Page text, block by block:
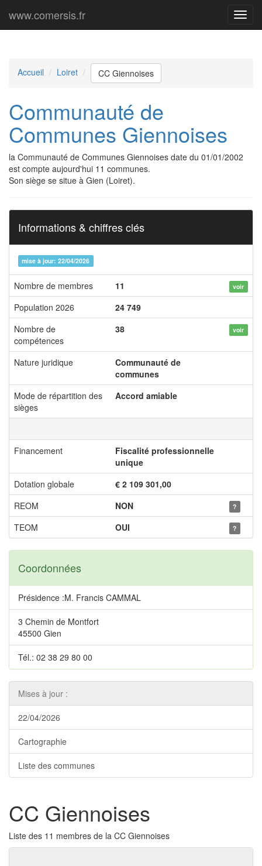
Menu
www.comersis.fr
Accueil Loiret CC Giennoises
Communauté de
Communes Giennoises
la Communauté de Communes Giennoises date du 01/01/2002
est compte aujourd'hui 11 communes.
Son siège se situe à Gien (Loiret).
Informations & chiffres clés
mise à jour: 22/04/2026
Nombre de membres 11 voir
Population 2026
24 749
Nombre de
compétences
38 voir
Nature juridique
Communauté de
communes
Mode de répartition des
sièges
Accord amiable
Financement
Fiscalité professionnelle
unique
Dotation globale
€ 2 109 301,00
REOM
NON ?
TEOM OUI ?
Coordonnées
Présidence :M. Francis CAMMAL
3 Chemin de Montfort
45500 Gien
Tél.: 02 38 29 80 00
Mises à jour :
22/04/2026
Cartographie
Liste des communes
CC Giennoises
Liste des 11 membres de la CC Giennoises